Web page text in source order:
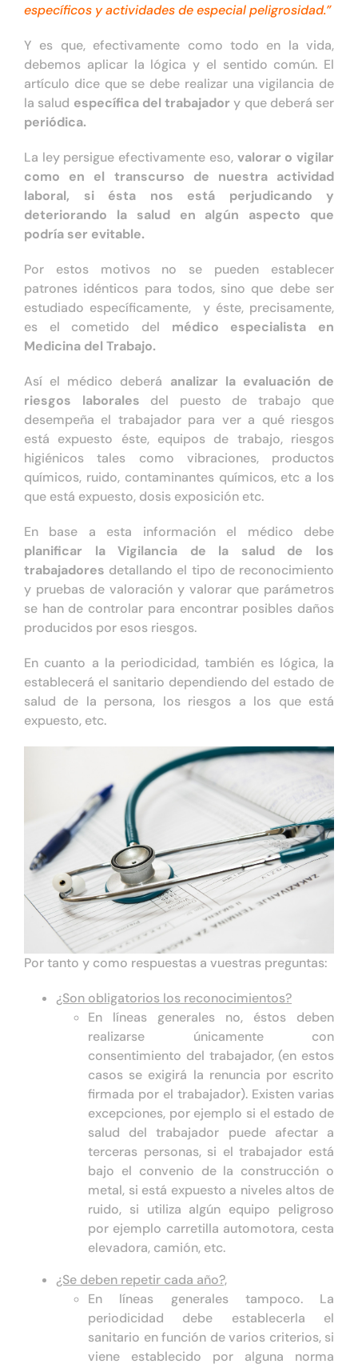
específicos y actividades de especial peligrosidad.”
Y es que, efectivamente como todo en la vida,
debemos aplicar la lógica y el sentido común. El
artículo dice que se debe realizar una vigilancia de
la salud específica del trabajador y que deberá ser
periódica.
La ley persigue efectivamente eso, valorar o vigilar
como en el transcurso de nuestra actividad
laboral, si ésta nos está perjudicando y
deteriorando la salud en algún aspecto que
podría ser evitable.
Por estos motivos no se pueden establecer
patrones idénticos para todos, sino que debe ser
estudiado específicamente, y éste, precisamente,
es el cometido del médico especialista en
Medicina del Trabajo.
Así el médico deberá analizar la evaluación de
riesgos laborales del puesto de trabajo que
desempeña el trabajador para ver a qué riesgos
está expuesto éste, equipos de trabajo, riesgos
higiénicos tales como vibraciones, productos
químicos, ruido, contaminantes químicos, etc a los
que está expuesto, dosis exposición etc.
En base a esta información el médico debe
planificar la Vigilancia de la salud de los
trabajadores detallando el tipo de reconocimiento
y pruebas de valoración y valorar que parámetros
se han de controlar para encontrar posibles daños
producidos por esos riesgos.
En cuanto a la periodicidad, también es lógica, la
establecerá el sanitario dependiendo del estado de
salud de la persona, los riesgos a los que está
expuesto, etc.
Por tanto y como respuestas a vuestras preguntas:
¿Son obligatorios los reconocimientos?
En líneas generales no, éstos deben
realizarse únicamente con
consentimiento del trabajador, (en estos
casos se exigirá la renuncia por escrito
firmada por el trabajador). Existen varias
excepciones, por ejemplo si el estado de
salud del trabajador puede afectar a
terceras personas, si el trabajador está
bajo el convenio de la construcción o
metal, si está expuesto a niveles altos de
ruido, si utiliza algún equipo peligroso
por ejemplo carretilla automotora, cesta
elevadora, camión, etc.
¿Se deben repetir cada año?,
En líneas generales tampoco. La
periodicidad debe establecerla el
sanitario en función de varios criterios, si
viene establecido por alguna norma